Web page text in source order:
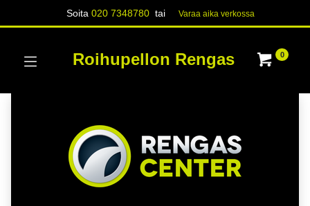
Soita020 7348780 tai Varaa aika verk​​​​ossa
Roihupellon Rengas 0